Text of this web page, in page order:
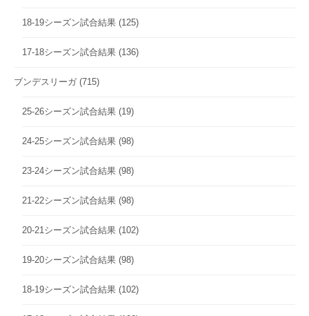
18-19シーズン試合結果 (125)
17-18シーズン試合結果 (136)
ブンデスリーガ (715)
25-26シーズン試合結果 (19)
24-25シーズン試合結果 (98)
23-24シーズン試合結果 (98)
21-22シーズン試合結果 (98)
20-21シーズン試合結果 (102)
19-20シーズン試合結果 (98)
18-19シーズン試合結果 (102)